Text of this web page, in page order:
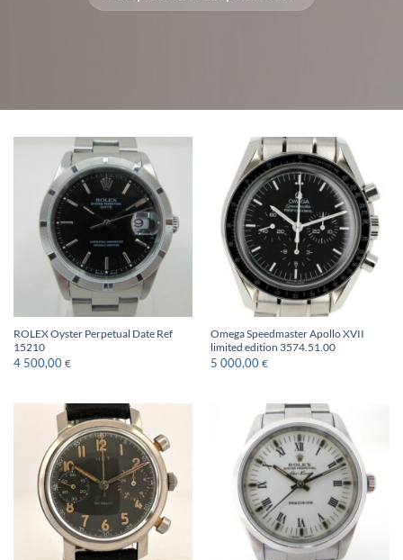
ROLEX Oyster Perpetual Date Ref
15210
4 500,00 €
Omega Speedmaster Apollo XVII
limited edition 3574.51.00
5 000,00 €